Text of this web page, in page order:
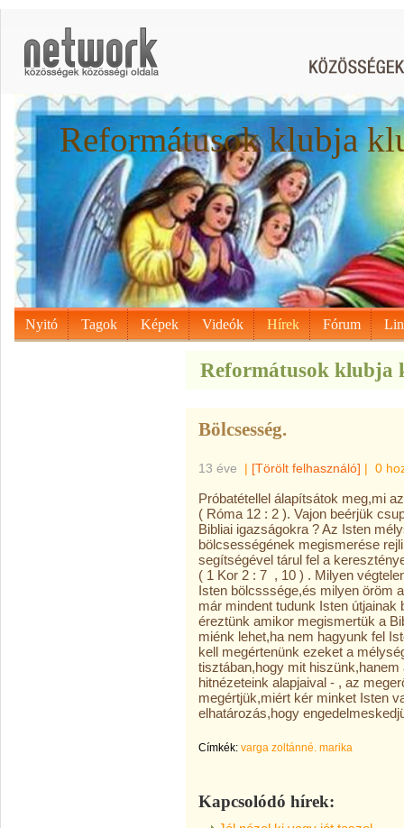
Reformátusok klubja
Nyitó Tagok Képek Videók Hírek Fórum
Reformátusok klubja
Bölcsesség.
13 éve | [Törölt felhasználó] | 0
Próbatétellel álapítsátok meg,mi
( Róma 12 : 2 ). Vajon beérjük
Bibliai igazságokra ? Az Isten
bölcsességének megismerése
segítségével tárul fel a
( 1 Kor 2 : 7 , 10 ) . Milyen
Isten bölcsssége,és milyen öröm
már mindent tudunk Isten
éreztünk amikor megismertük a
miénk lehet,ha nem hagyunk fel
kell megértenünk ezeket a
tisztában,hogy mit
hitnézeteink alapjaival - , az
megértjük,miért kér minket Isten
elhatározás,hogy
Címkék: varga zoltánné. marika
Kapcsolódó hírek: